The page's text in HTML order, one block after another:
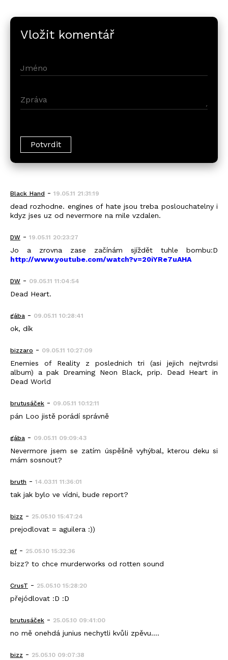
Vložit komentář
Black_Hand - 19.05.11 21:31:19
dead rozhodne. engines of hate jsou treba poslouchatelny i
kdyz jses uz od nevermore na mile vzdalen.
DW - 19.05.11 20:23:27
Jo a zrovna zase začínám sjíždět tuhle bombu:D
http://www.youtube.com/watch?v=20iYRe7uAHA
DW - 09.05.11 11:04:54
Dead Heart.
gába - 09.05.11 10:28:41
ok, dík
bizzaro - 09.05.11 10:27:09
Enemies of Reality z poslednich tri (asi jejich nejtvrdsi
album) a pak Dreaming Neon Black, prip. Dead Heart in
Dead World
brutusáček - 09.05.11 10:12:11
pán Loo jistě porádí správně
gába - 09.05.11 09:09:43
Nevermore jsem se zatím úspěšně vyhýbal, kterou deku si
mám sosnout?
bruth - 14.03.11 11:36:01
tak jak bylo ve vídni, bude report?
bizz - 25.05.10 15:47:24
prejodlovat = aguilera :))
pf - 25.05.10 15:32:36
bizz? to chce murderworks od rotten sound
CrusT - 25.05.10 15:28:20
přejódlovat :D :D
brutusáček - 25.05.10 09:41:00
no mě onehdá junius nechytli kvůli zpěvu....
bizz - 25.05.10 09:07:38